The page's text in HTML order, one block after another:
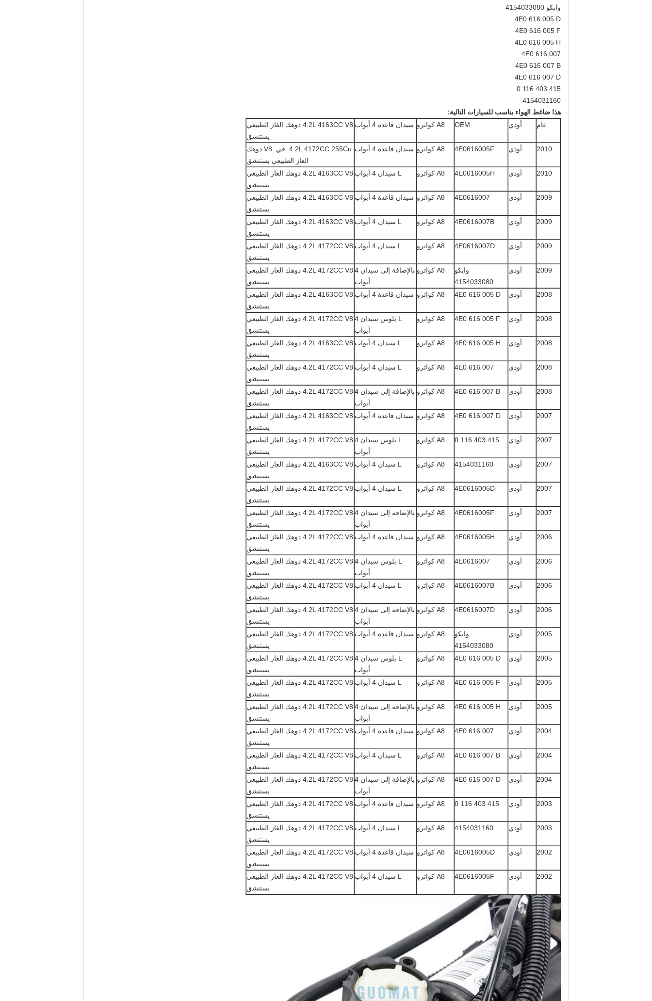
وابكو 4154033080
4E0 616 005 D
4E0 616 005 F
4E0 616 005 H
4E0 616 007
4E0 616 007 B
4E0 616 007 D
415 403 116 0
4154031160
هذا ضاغط الهواء يناسب للسيارات التالية:
عام
أودي OEM A8 كواترو سيدان قاعدة 4 أبواب
4.2L 4163CC V8 دوهك الغاز الطبيعي
يستنشق
2010
أودي 4E0616005F A8 كواترو سيدان قاعدة 4 أبواب 4.2L 4172CC 255Cu. في.
V8 دوهك
الغاز الطبيعي يستنشق
2010
أودي 4E0616005H A8 كواترو L سيدان 4 أبواب
4.2L 4163CC V8 دوهك الغاز الطبيعي
يستنشق
2009
أودي 4E0616007 A8 كواترو سيدان قاعدة 4 أبواب
4.2L 4163CC V8 دوهك الغاز الطبيعي
يستنشق
2009
أودي 4E0616007B A8 كواترو L سيدان 4 أبواب
4.2L 4163CC V8 دوهك الغاز الطبيعي
يستنشق
2009
أودي 4E0616007D A8 كواترو L سيدان 4 أبواب
4.2L 4172CC V8 دوهك الغاز الطبيعي
يستنشق
2009
أودي
وابكو
4154033080
A8 كواترو
بالإضافة إلى سيدان 4
أبواب
4.2L 4172CC V8 دوهك الغاز الطبيعي
يستنشق
2008
أودي 4E0 616 005 D A8 كواترو سيدان قاعدة 4 أبواب
4.2L 4163CC V8 دوهك الغاز الطبيعي
يستنشق
2008
أودي 4E0 616 005 F A8 كواترو
L بلوس سيدان 4
أبواب
4.2L 4172CC V8 دوهك الغاز الطبيعي
يستنشق
2008
أودي 4E0 616 005 H A8 كواترو L سيدان 4 أبواب
4.2L 4163CC V8 دوهك الغاز الطبيعي
يستنشق
2008
أودي 4E0 616 007 A8 كواترو L سيدان 4 أبواب
4.2L 4172CC V8 دوهك الغاز الطبيعي
يستنشق
2008
أودي 4E0 616 007 B A8 كواترو
بالإضافة إلى سيدان 4
أبواب
4.2L 4172CC V8 دوهك الغاز الطبيعي
يستنشق
2007
أودي 4E0 616 007 D A8 كواترو سيدان قاعدة 4 أبواب
4.2L 4163CC V8 دوهك الغاز الطبيعي
يستنشق
2007
أودي 415 403 116 0 A8 كواترو
L بلوس سيدان 4
أبواب
4.2L 4172CC V8 دوهك الغاز الطبيعي
يستنشق
2007
أودي 4154031160 A8 كواترو L سيدان 4 أبواب
4.2L 4163CC V8 دوهك الغاز الطبيعي
يستنشق
2007
أودي 4E0616005D A8 كواترو L سيدان 4 أبواب
4.2L 4172CC V8 دوهك الغاز الطبيعي
يستنشق
2007
أودي 4E0616005F A8 كواترو
بالإضافة إلى سيدان 4
أبواب
4.2L 4172CC V8 دوهك الغاز الطبيعي
يستنشق
2006
أودي 4E0616005H A8 كواترو سيدان قاعدة 4 أبواب
4.2L 4172CC V8 دوهك الغاز الطبيعي
يستنشق
2006
أودي 4E0616007 A8 كواترو
L بلوس سيدان 4
أبواب
4.2L 4172CC V8 دوهك الغاز الطبيعي
يستنشق
2006
أودي 4E0616007B A8 كواترو L سيدان 4 أبواب
4.2L 4172CC V8 دوهك الغاز الطبيعي
يستنشق
2006
أودي 4E0616007D A8 كواترو
بالإضافة إلى سيدان 4
أبواب
4.2L 4172CC V8 دوهك الغاز الطبيعي
يستنشق
2005
أودي
وابكو
4154033080
A8 كواترو سيدان قاعدة 4 أبواب
4.2L 4172CC V8 دوهك الغاز الطبيعي
يستنشق
2005
أودي 4E0 616 005 D A8 كواترو
L بلوس سيدان 4
أبواب
4.2L 4172CC V8 دوهك الغاز الطبيعي
يستنشق
2005
أودي 4E0 616 005 F A8 كواترو L سيدان 4 أبواب
4.2L 4172CC V8 دوهك الغاز الطبيعي
يستنشق
2005
أودي 4E0 616 005 H A8 كواترو
بالإضافة إلى سيدان 4
أبواب
4.2L 4172CC V8 دوهك الغاز الطبيعي
يستنشق
2004
أودي 4E0 616 007 A8 كواترو سيدان قاعدة 4 أبواب
4.2L 4172CC V8 دوهك الغاز الطبيعي
يستنشق
2004
أودي 4E0 616 007 B A8 كواترو L سيدان 4 أبواب
4.2L 4172CC V8 دوهك الغاز الطبيعي
يستنشق
2004
أودي 4E0 616 007 D A8 كواترو
بالإضافة إلى سيدان 4
أبواب
4.2L 4172CC V8 دوهك الغاز الطبيعي
يستنشق
2003
أودي 415 403 116 0 A8 كواترو سيدان قاعدة 4 أبواب
4.2L 4172CC V8 دوهك الغاز الطبيعي
يستنشق
2003
أودي 4154031160 A8 كواترو L سيدان 4 أبواب
4.2L 4172CC V8 دوهك الغاز الطبيعي
يستنشق
2002
أودي 4E0616005D A8 كواترو سيدان قاعدة 4 أبواب
4.2L 4172CC V8 دوهك الغاز الطبيعي
يستنشق
2002
أودي 4E0616005F A8 كواترو L سيدان 4 أبواب
4.2L 4172CC V8 دوهك الغاز الطبيعي
يستنشق